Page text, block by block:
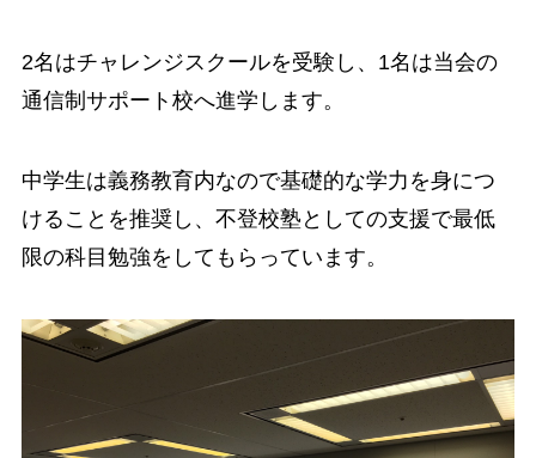
2名はチャレンジスクールを受験し、1名は当会の
通信制サポート校へ進学します。
中学生は義務教育内なので基礎的な学力を身につ
けることを推奨し、不登校塾としての支援で最低
限の科目勉強をしてもらっています。